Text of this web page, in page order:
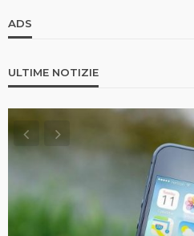
ADS
ULTIME NOTIZIE